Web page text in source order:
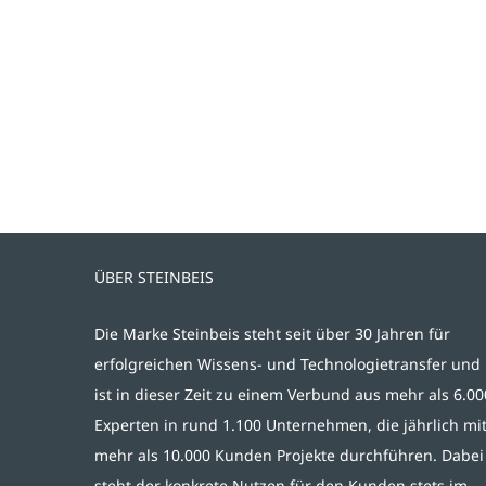
ÜBER STEINBEIS
Die Marke Steinbeis steht seit über 30 Jahren für
erfolgreichen Wissens- und Technologietransfer und
ist in dieser Zeit zu einem Verbund aus mehr als
Experten in rund 1.100 Unternehmen, die jährlich mit
mehr als 10.000 Kunden Projekte durchführen. Dabei